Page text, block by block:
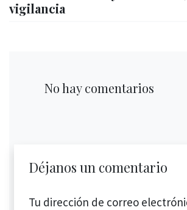
vigilancia
No hay comentarios
Déjanos un comentario
Tu dirección de correo